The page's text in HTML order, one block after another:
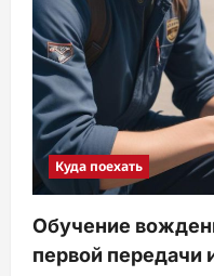
Куда поехать
Обучение
первой передачи